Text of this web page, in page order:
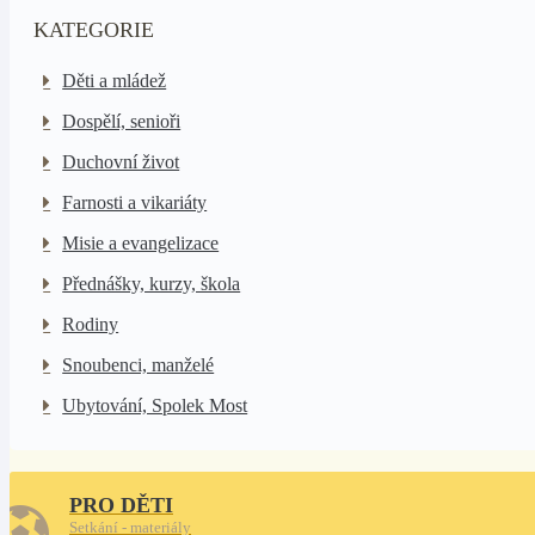
KATEGORIE
Děti a mládež
Dospělí, senioři
Duchovní život
Farnosti a vikariáty
Misie a evangelizace
Přednášky, kurzy, škola
Rodiny
Snoubenci, manželé
Ubytování, Spolek Most
PRO DĚTI
Setkání - materiály